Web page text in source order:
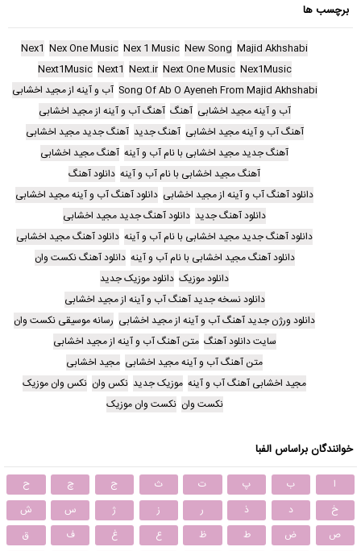
برچسب ها
Majid Akhshabi
New Song
Nex 1 Music
Nex One Music
Nex1
Nex1Music
Next One Music
Next.ir
Next1
Next1Music
Song Of Ab O Ayeneh From Majid Akhshabi آب و آینه از مجید اخشابی
آب و آینه مجید اخشابی آهنگ آهنگ آب و آینه از مجید اخشابی
آهنگ آب و آینه مجید اخشابی آهنگ جدید آهنگ جدید مجید اخشابی
آهنگ جدید مجید اخشابی با نام آب و آینه آهنگ مجید اخشابی
آهنگ مجید اخشابی با نام آب و آینه دانلود آهنگ
دانلود آهنگ آب و آینه از مجید اخشابی دانلود آهنگ آب و آینه مجید اخشابی
دانلود آهنگ جدید دانلود آهنگ جدید مجید اخشابی
دانلود آهنگ جدید مجید اخشابی با نام آب و آینه دانلود آهنگ مجید اخشابی
دانلود آهنگ مجید اخشابی با نام آب و آینه دانلود آهنگ نکست وان
دانلود موزیک دانلود موزیک جدید
دانلود نسخه جدید آهنگ آب و آینه از مجید اخشابی
دانلود ورژن جدید آهنگ آب و آینه از مجید اخشابی رسانه موسیقی نکست وان
سایت دانلود آهنگ متن آهنگ آب و آینه از مجید اخشابی
متن آهنگ آب و آینه مجید اخشابی مجید اخشابی
مجید اخشابی آهنگ آب و آینه موزیک جدید نکس وان نکس وان موزیک
نکست وان نکست وان موزیک
خوانندگان براساس الفبا
ا ب پ ت ث ج چ
ح
خ
د ذ ر ز ژ س
ش
ص
ض ط ظ ع غ ف
ق